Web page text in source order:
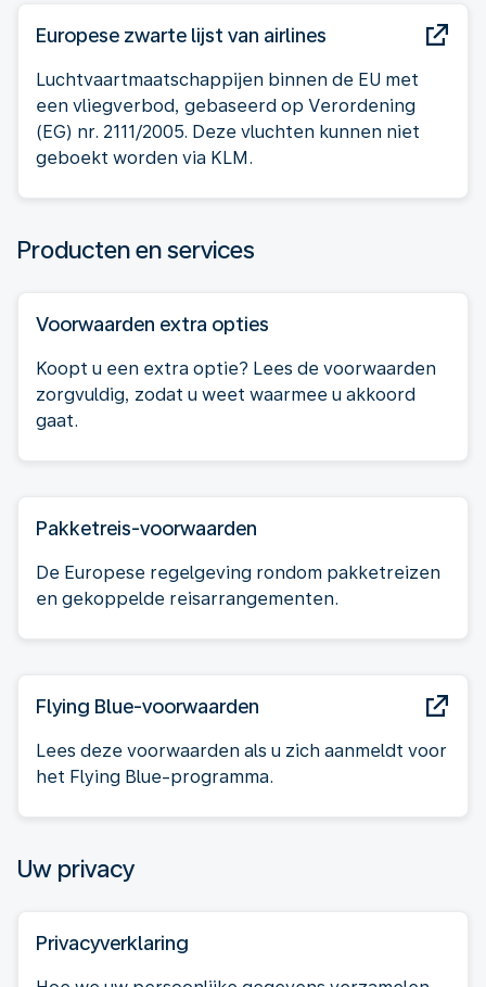
Europese zwarte lijst van airlines
Luchtvaartmaatschappijen binnen de EU met
een vliegverbod, gebaseerd op Verordening
(EG) nr. 2111/2005. Deze vluchten kunnen niet
geboekt worden via KLM.
Producten en services
Voorwaarden extra opties
Koopt u een extra optie? Lees de voorwaarden
zorgvuldig, zodat u weet waarmee u akkoord
gaat.
Pakketreis-voorwaarden
De Europese regelgeving rondom pakketreizen
en gekoppelde reisarrangementen.
Flying Blue-voorwaarden
Lees deze voorwaarden als u zich aanmeldt voor
het Flying Blue-programma.
Uw privacy
Privacyverklaring